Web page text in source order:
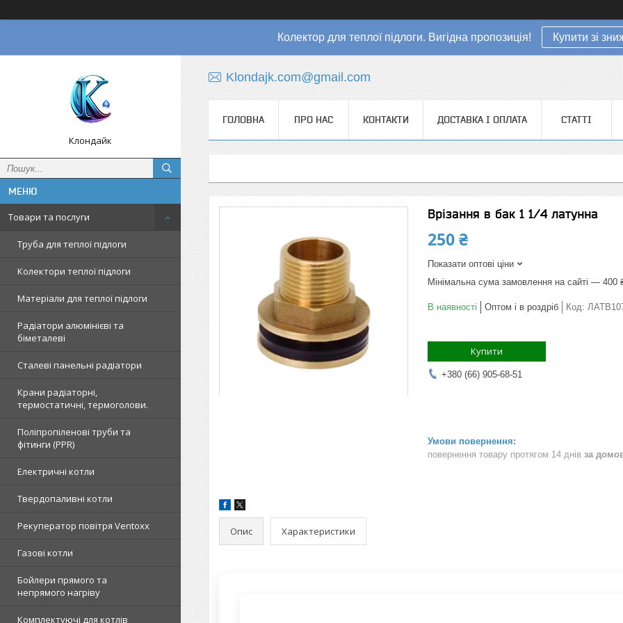
Колектор для теплої підлоги. Вигідна пропозиція! Купити зі
Клондайк
Товари та послуги
Труба для теплої підлоги
Колектори теплої підлоги
Матеріали для теплої підлоги
Радіатори алюмінієві та
біметалеві
Сталеві панельні радіатори
Крани радіаторні,
термостатичні, термоголови.
Поліпропіленові труби та
фітинги (PPR)
Електричні котли
Твердопаливні котли
Рекуператор повітря Ventoxx
Газові котли
Бойлери прямого та
непрямого нагріву
Комплектуючі для котлів
Klondajk.com@gmail.com
ГОЛОВНА ПРО НАС КОНТАКТИ ДОСТАВКА І ОПЛАТА СТАТТІ
Врізання в бак 1 1/4 латунна
250 ₴
Показати оптові ціни
Мінімальна сума замовлення на сайті — 400
В наявності Оптом і в роздріб Код:
Купити
+380 (66) 905-68-51
повернення товару протягом 14 днів за
Опис Характеристики